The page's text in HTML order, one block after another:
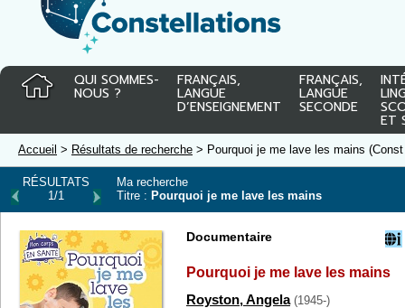
QUI SOMMES-
NOUS ?
FRANÇAIS,
LANGUE
D’ENSEIGNEMENT
FRANÇAIS,
LANGUE
SECONDE
ET
Accueil > Résultats de recherche > Pourquoi je me lave les mains (Const
RÉSULTATS
1/1
Ma recherche
Titre : Pourquoi je me lave les mains
Documentaire
Pourquoi je me lave les mains
Royston, Angela (1945-)